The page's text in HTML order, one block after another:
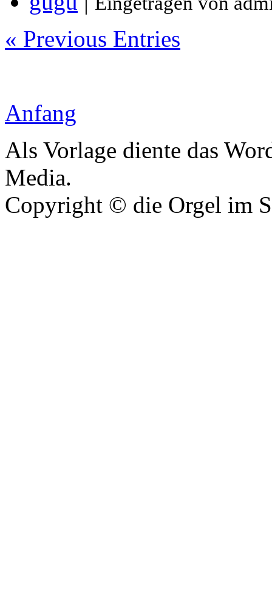
« Previous Entries
Anfang
Als Vorlage diente das
Media.
Copyright © die Orgel im